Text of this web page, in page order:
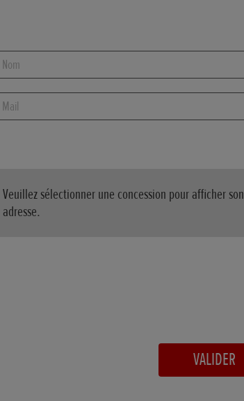
Veuillez sélectionner une concession pour afficher son
adresse.
VALIDER